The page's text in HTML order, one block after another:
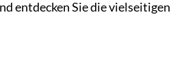
entdecken Sie die